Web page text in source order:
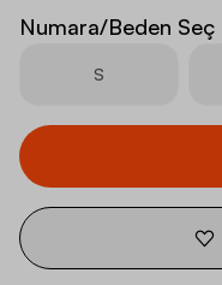
Numara/Beden Seç
S